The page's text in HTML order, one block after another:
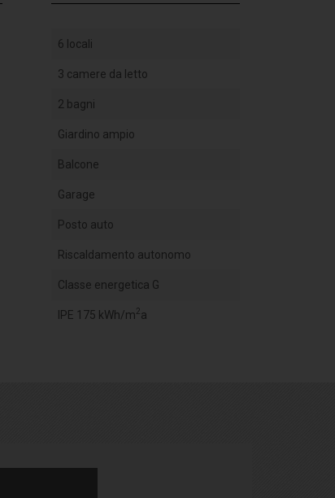
6 locali
3 camere da letto
2 bagni
Giardino ampio
Balcone
Garage
Posto auto
Riscaldamento autonomo
Classe energetica G
IPE 175 kWh/m2a